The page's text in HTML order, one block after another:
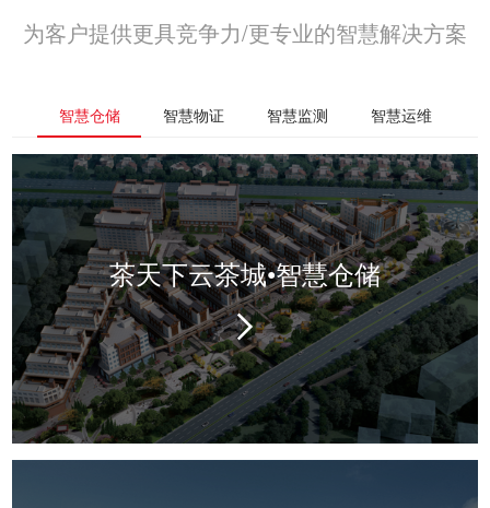
为客户提供更具竞争力/更专业的智慧解决方案
智慧仓储 智慧物证 智慧监测 智慧运维
茶天下云茶城•智慧仓储